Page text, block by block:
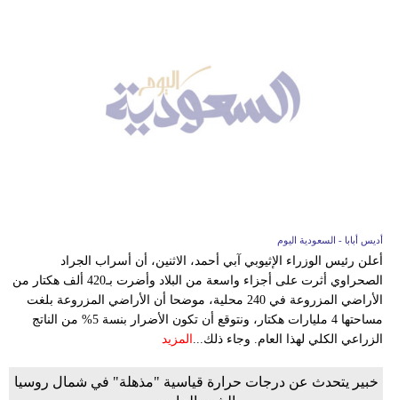
أديس أبابا - السعودية اليوم
أعلن رئيس الوزراء الإثيوبي آبي أحمد، الاثنين، أن أسراب الجراد
الصحراوي أثرت على أجزاء واسعة من البلاد وأضرت بـ420 ألف هكتار من
الأراضي المزروعة في 240 محلية، موضحا أن الأراضي المزروعة بلغت
مساحتها 4 مليارات هكتار، ونتوقع أن تكون الأضرار بنسة 5% من الناتج
الزراعي الكلي لهذا العام. وجاء ذلك... المزيد
خبير يتحدث عن درجات حرارة قياسية "مذهلة" في شمال روسيا